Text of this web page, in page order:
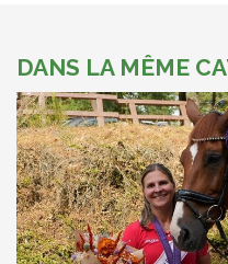
DANS LA MÊME